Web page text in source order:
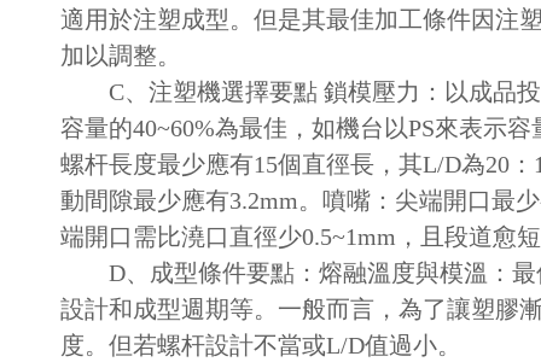
適用於注塑成型。但是其最佳加工條件因注
加以調整。
C、注塑機選擇要點 鎖模壓力：以成品投
容量的40~60%為最佳，如機台以PS來表示
螺杆長度最少應有15個直徑長，其L/D為20
動間隙最少應有3.2mm。噴嘴：尖端開口最
端開口需比澆口直徑少0.5~1mm，且段道愈
D、成型條件要點：熔融溫度與模溫：最
設計和成型週期等。一般而言，為了讓塑膠
度。但若螺杆設計不當或L/D值過小。